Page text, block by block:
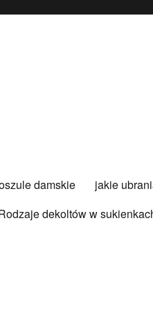
damskie jakie
dekoltów w